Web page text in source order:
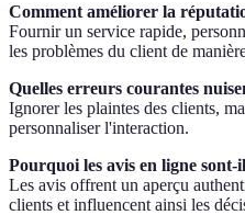
Comment améliorer la
Fournir un service rapide,
les problèmes du client de
Quelles erreurs courantes
Ignorer les plaintes des clients,
personnaliser l'interaction.
Pourquoi les avis en ligne sont-
Les avis offrent un aperçu
clients et influencent ainsi les